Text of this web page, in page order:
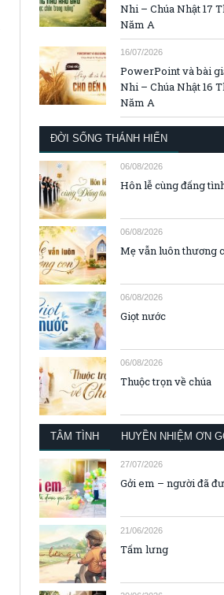
23/07/2026
PowerPoint và bài
Nhi – Chúa Nhật 17
Năm A
16/07/2026
PowerPoint và bài
Nhi – Chúa Nhật 16
Năm A
ĐỜI SỐNG THÁNH HIẾN
Hôn lễ cùng đấng
Mẹ vẫn luôn thương
Giọt nước
Thuộc trọn về chúa
TÂM TÌNH HUYỀN NHIỆM ƠN
Gởi em – người đã
Tấm lưng